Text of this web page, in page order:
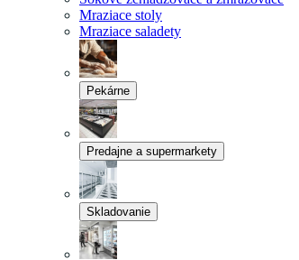
Mraziace stoly
Mraziace saladety
Pekárne
Predajne a supermarkety
Skladovanie